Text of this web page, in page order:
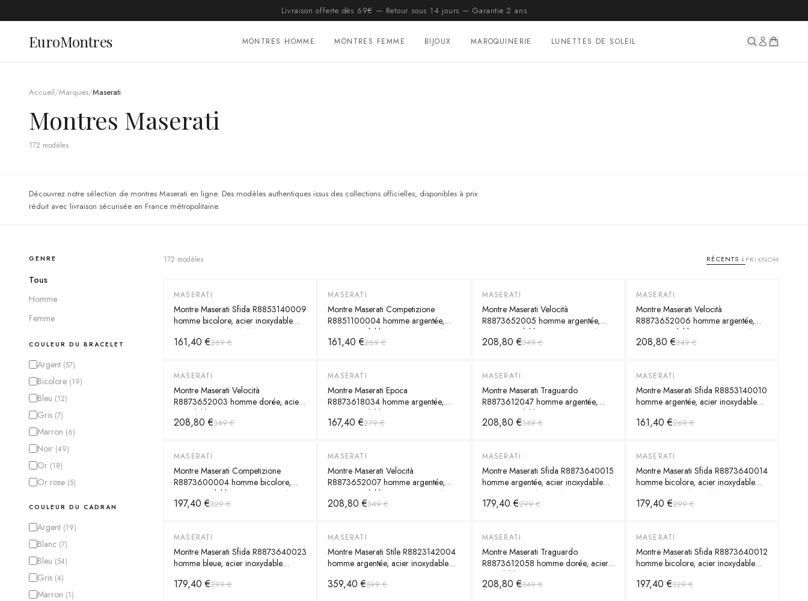
Livraison offerte dès 69€ — Retour sous 14 jours — Garantie 2 ans
EuroMontres MONTRES HOMME MONTRES FEMME BIJOUX MAROQUINERIE LUNETTES DE SOLEIL
Accueil/Marques/Maserati
Montres Maserati
172 modèles
Découvrez notre sélection de montres Maserati en ligne. Des modèles authentiques issus des collections officielles, disponibles à prix
réduit avec livraison sécurisée en France métropolitaine.
GENRE
Tous
Homme
Femme
COULEUR DU BRACELET
Argent (57)
Bicolore (19)
Bleu (12)
Gris (7)
Marron (6)
Noir (49)
Or (18)
Or rose (5)
COULEUR DU CADRAN
Argent (19)
Blanc (7)
Bleu (54)
Gris (4)
Marron (1)
172 modèles RÉCENTS ↓ PRIXNOM
-40%
MASERATI
Montre Maserati Sfida R8853140009
homme bicolore, acier inoxydable
44mm, quartz 10 ATM
161,40 €269 €
-40%
MASERATI
Montre Maserati Competizione
R8851100004 homme argentée,
acier inoxydable 43mm, quartz 10
ATM
161,40 €269 €
-40%
MASERATI
Montre Maserati Velocità
R8873652005 homme argentée,
acier inoxydable 43mm, quartz 10
ATM
208,80 €349 €
-40%
MASERATI
Montre Maserati Velocità
R8873652006 homme argentée,
acier inoxydable 43mm, quartz 10
ATM
208,80 €349 €
-40%
MASERATI
Montre Maserati Velocità
R8873652003 homme dorée, acier
inoxydable 43mm, quartz 10 ATM
208,80 €349 €
-40%
MASERATI
Montre Maserati Epoca
R8873618034 homme argentée,
acier inoxydable 42mm, quartz 10
ATM
167,40 €279 €
-40%
MASERATI
Montre Maserati Traguardo
R8873612047 homme argentée,
acier inoxydable 45mm, quartz 10
ATM
208,80 €349 €
-40%
MASERATI
Montre Maserati Sfida R8853140010
homme argentée, acier inoxydable
161,40 €269 €
-40%
MASERATI
Montre Maserati Competizione
R8873600004 homme bicolore,
acier inoxydable 43mm, quartz 10
ATM
197,40 €329 €
-40%
MASERATI
Montre Maserati Velocità
R8873652007 homme argentée,
acier inoxydable 43mm, quartz 10
ATM
208,80 €349 €
-40%
MASERATI
Montre Maserati Sfida R8873640015
homme argentée, acier inoxydable
44mm, quartz 10 ATM
179,40 €299 €
-40%
MASERATI
Montre Maserati Sfida R8873640014
homme bicolore, acier inoxydable
44mm, quartz 10 ATM
179,40 €299 €
-40%
MASERATI
Montre Maserati Sfida R8873640023
homme bleue, acier inoxydable
179,40 €299 €
-40%
MASERATI
Montre Maserati Stile R8823142004
homme argentée, acier inoxydable
359,40 €599 €
-40%
MASERATI
Montre Maserati Traguardo
R8873612058 homme dorée, acier
inoxydable 45mm, quartz 10 ATM
208,80 €349 €
-40%
MASERATI
Montre Maserati Sfida R8873640012
homme bicolore, acier inoxydable
197,40 €329 €